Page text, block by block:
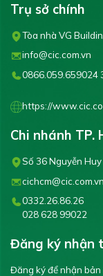
Trụ sở chính
Tòa nhà VG
info@cic.com.vn
0866.059.659024
https://
Chi nhánh TP.
Số 36 Nguyễn Huy
cichcm@cic.com.vn
0332.26.86.26
028 628 99022
Đăng ký nhận
Đăng ký để nhận